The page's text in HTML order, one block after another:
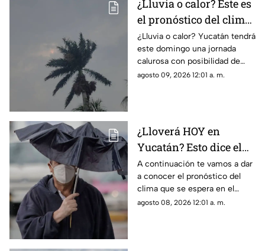
¿Lluvia o calor? Este es
el pronóstico del clima
que se espera en
Yucatán HOY domingo
9 de agosto
¿Lluvia o calor? Yucatán tendrá
este domingo una jornada
calurosa con posibilidad de
chubascos en algunas zonas, o
agosto 09, 2026 12:01 a. m.
¿Lloverá HOY en
Yucatán? Esto dice el
pronóstico del clima
para este sábado 8 de
agosto de 2026
A continuación te vamos a dar
a conocer el pronóstico del
clima que se espera en el
estado de Yucatán durante el
agosto 08, 2026 12:01 a. m.